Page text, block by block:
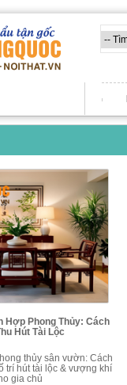
Hợp Phong Thủy: Cách
Hút Tài Lộc
thủy sân vườn: Cách
trí hút tài lộc & vượng khí
gia chủ